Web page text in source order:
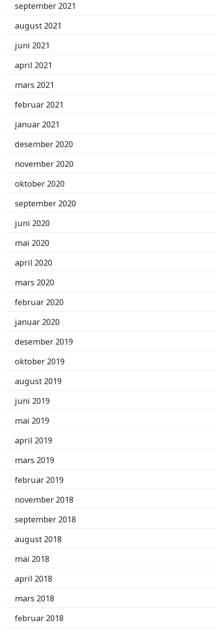
september 2021
august 2021
juni 2021
april 2021
mars 2021
februar 2021
januar 2021
desember 2020
november 2020
oktober 2020
september 2020
juni 2020
mai 2020
april 2020
mars 2020
februar 2020
januar 2020
desember 2019
oktober 2019
august 2019
juni 2019
mai 2019
april 2019
mars 2019
februar 2019
november 2018
september 2018
august 2018
mai 2018
april 2018
mars 2018
februar 2018